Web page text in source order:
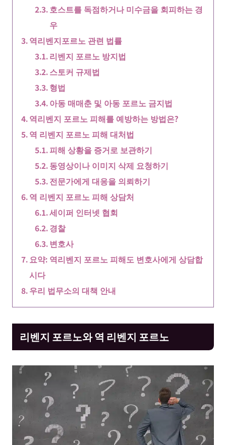
호스트를 독점하거나 미수금을 회피하는 경
우
역리벤지포르노 관련 법률
리벤지 포르노 방지법
스토커 규제법
형법
아동 매매춘 및 아동 포르노 금지법
역리벤지 포르노 피해를 예방하는 방법은?
역 리벤지 포르노 피해 대처법
피해 상황을 증거로 보관하기
동영상이나 이미지 삭제 요청하기
전문가에게 대응을 의뢰하기
역 리벤지 포르노 피해 상담처
세이퍼 인터넷 협회
경찰
변호사
요약: 역리벤지 포르노 피해도 변호사에게 상담합
시다
우리 법무소의 대책 안내
리벤지 포르노와 역 리벤지 포르노